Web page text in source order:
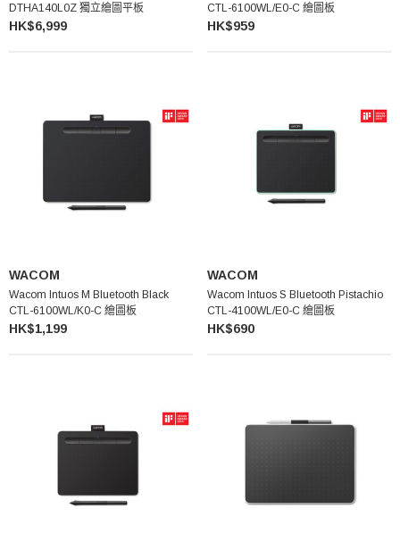
DTHA140L0Z 獨立繪圖平板
HK$6,999
CTL-6100WL/E0-C 繪圖板
HK$959
WACOM
Wacom Intuos M Bluetooth Black
CTL-6100WL/K0-C 繪圖板
HK$1,199
WACOM
Wacom Intuos S Bluetooth Pistachio
CTL-4100WL/E0-C 繪圖板
HK$690